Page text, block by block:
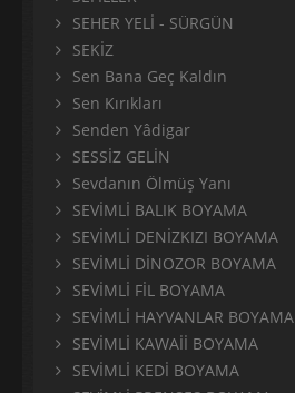
SEHER YELİ - SÜRGÜN
SEKİZ
Sen Bana Geç Kaldın
Sen Kırıkları
Senden Yâdigar
SESSİZ GELİN
Sevdanın Ölmüş Yanı
SEVİMLİ BALIK BOYAMA
SEVİMLİ DENİZKIZI BOYAMA
SEVİMLİ DİNOZOR BOYAMA
SEVİMLİ FİL BOYAMA
SEVİMLİ HAYVANLAR BOYAMA
SEVİMLİ KAWAİİ BOYAMA
SEVİMLİ KEDİ BOYAMA